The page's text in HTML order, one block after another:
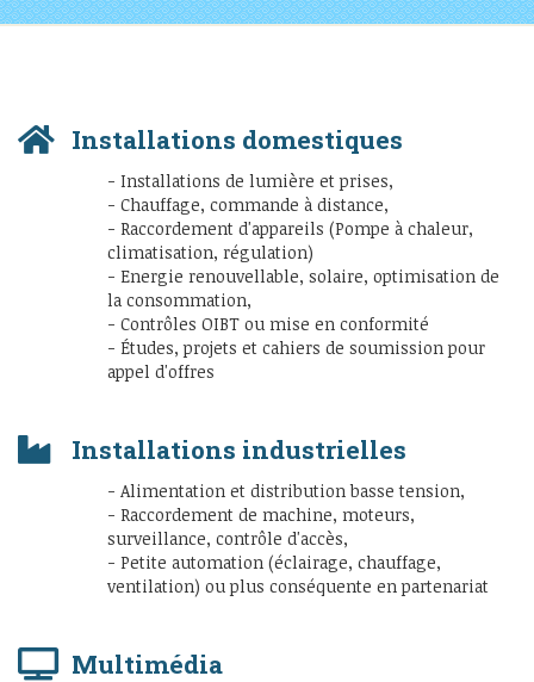
Réactivité et qualité du travail sont nos
Installations domestiques
- Installations de lumière et prises,
- Chauffage, commande à distance,
- Raccordement d'appareils (Pompe à chaleur,
climatisation, régulation)
- Energie renouvellable, solaire, optimisation de
la consommation,
- Contrôles OIBT ou mise en conformité
- Études, projets et cahiers de soumission pour
appel d'offres
Installations industrielles
- Alimentation et distribution basse tension,
- Raccordement de machine, moteurs,
surveillance, contrôle d'accès,
- Petite automation (éclairage, chauffage,
ventilation) ou plus conséquente en partenariat
Multimédia